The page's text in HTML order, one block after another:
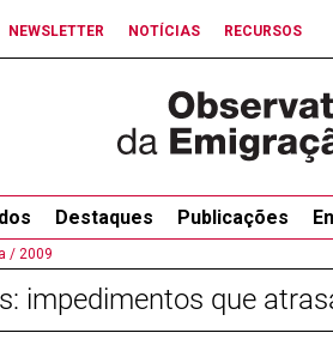
NEWSLETTER NOTÍCIAS RECURSOS
Destaques Publicações
/ 2009
impedimentos que